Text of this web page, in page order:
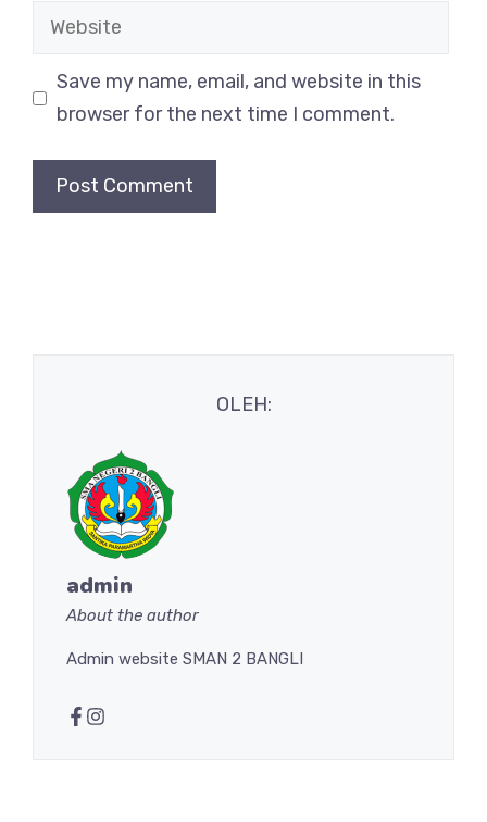
Website
Save my name, email, and website in this
browser for the next time I comment.
OLEH:
admin
About the author
Admin website SMAN 2 BANGLI